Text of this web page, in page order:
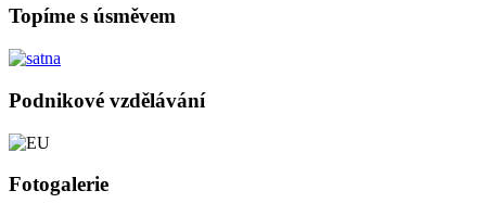
Topíme s úsměvem
Podnikové vzdělávání
Fotogalerie